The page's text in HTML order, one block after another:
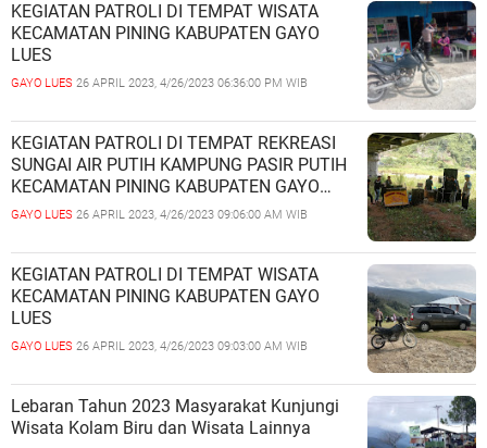
KEGIATAN PATROLI DI TEMPAT WISATA
KECAMATAN PINING KABUPATEN GAYO
LUES
GAYO LUES 26 APRIL 2023, 4/26/2023 06:36:00 PM WIB
KEGIATAN PATROLI DI TEMPAT REKREASI
SUNGAI AIR PUTIH KAMPUNG PASIR PUTIH
KECAMATAN PINING KABUPATEN GAYO
LUES
GAYO LUES 26 APRIL 2023, 4/26/2023 09:06:00 AM WIB
KEGIATAN PATROLI DI TEMPAT WISATA
KECAMATAN PINING KABUPATEN GAYO
LUES
GAYO LUES 26 APRIL 2023, 4/26/2023 09:03:00 AM WIB
Lebaran Tahun 2023 Masyarakat Kunjungi
Wisata Kolam Biru dan Wisata Lainnya